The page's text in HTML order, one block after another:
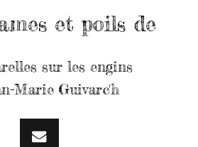
et poils de
sur les engins
Marie Guivarc'h